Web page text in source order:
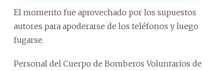
El momento fue aprovechado por los supuestos
autores para apoderarse de los teléfonos y luego
fugarse.
Personal del Cuerpo de Bomberos Voluntarios de